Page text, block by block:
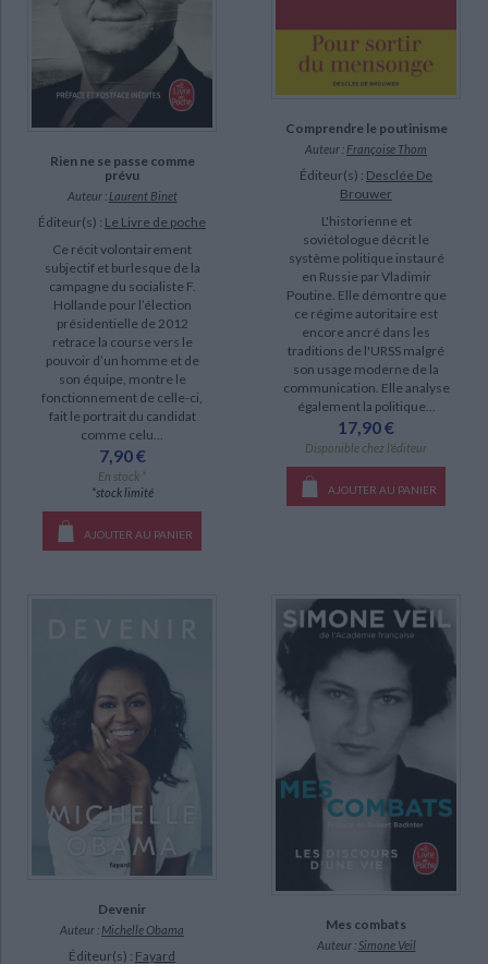
Cotta, Michèle (1)
Demange, Odile (1)
SUPPORT
poche (6)
IAD (1)
document-audio (1)
SÉRIE
DISPONIBILITÉ
disponible (23)
epuise (21)
manquant (3)
Rien ne se passe comme
prévu
Auteur : Laurent Binet
Éditeur(s) : Le Livre de poche
Ce récit volontairement
subjectif et burlesque de la
campagne du socialiste F.
Hollande pour l’élection
présidentielle de 2012
retrace la course vers le
pouvoir d’un homme et de
son équipe, montre le
fonctionnement de celle-ci,
fait le portrait du candidat
comme celu...
7,90 €
En stock *
*stock limité
AJOUTER AU PANIER
Comprendre le poutinisme
Auteur : Françoise Thom
Éditeur(s) : Desclée De
Brouwer
L'historienne et
soviétologue décrit le
système politique instauré
en Russie par Vladimir
Poutine. Elle démontre que
ce régime autoritaire est
encore ancré dans les
traditions de l'URSS malgré
son usage moderne de la
communication. Elle analyse
également la politique...
17,90 €
Disponible chez l'éditeur
AJOUTER AU PANIER
Devenir
Auteur : Michelle Obama
Éditeur(s) : Fayard
Mes combats
Auteur : Simone Veil